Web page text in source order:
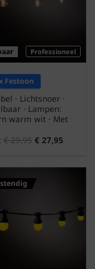
Professioneel
Festoon
· Lichtsnoer ·
· Lampen:
warm wit · Met
€29,95 € 27,95